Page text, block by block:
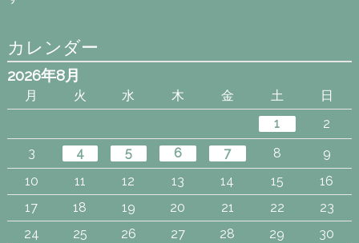
カレンダー
2026年8月
月 火 水 木 金 土
日
1
2
3
4 5 6 7 8
9
10
11 12 13 14 15
16
17
18 19 20 21 22
23
24
25 26 27 28 29
30